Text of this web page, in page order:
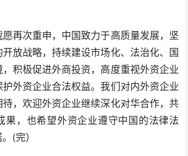
次重申，中国致力于高质量发展，坚
放战略，持续建设市场化、法治化、国
积极促进外商投资，高度重视外资企业
外资企业合法权益。我们对内外资企业
，欢迎外资企业继续深化对华合作，共
果，也希望外资企业遵守中国的法律法
(完）